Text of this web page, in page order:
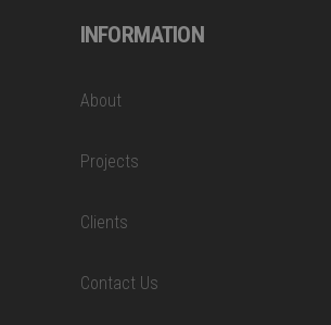
INFORMATION
About
Projects
Clients
Contact Us